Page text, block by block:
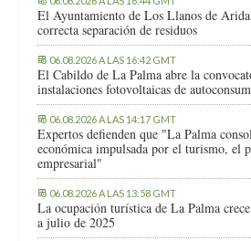
El Ayuntamiento de Los Llanos de
correcta separación de residuos
06.08.2026 A LAS 16:42 GMT
El Cabildo de La Palma abre la
instalaciones fotovoltaicas de
06.08.2026 A LAS 14:17 GMT
Expertos defienden que "La Palma
económica impulsada por el turismo, el
empresarial"
06.08.2026 A LAS 13:58 GMT
La ocupación turística de La Palma
a julio de 2025